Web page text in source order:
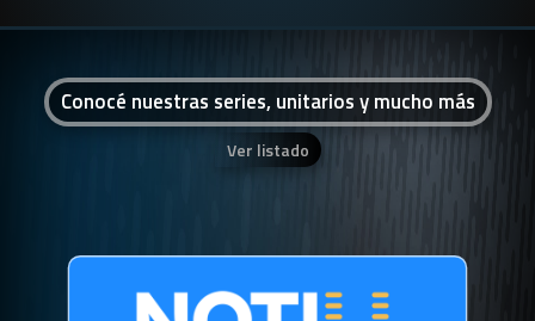
Conocé nuestras series, unitarios y mucho más
Ver listado